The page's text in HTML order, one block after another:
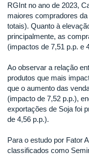
RGInt no ano de 2023,
maiores compradores
totais). Quanto à
principalmente, as
(impactos de 7,51 p.p. e
Ao observar a relação
produtos que mais
que o aumento das
(impacto de 7,52 p.p.),
exportações de Soja foi
de 4,56 p.p.).
Para o estudo por Fator
classificados como